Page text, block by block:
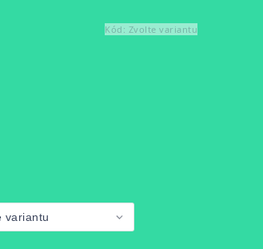
Kód: Zvolte variantu